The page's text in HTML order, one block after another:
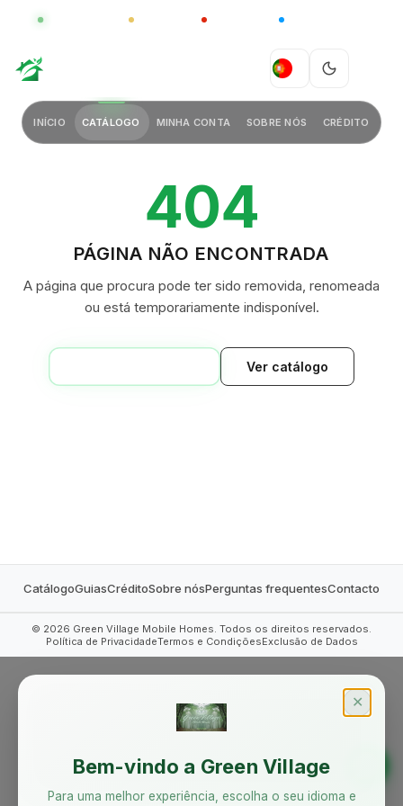
GLOBAL CHINA
PT
INÍCIO CATÁLOGO MINHA CONTA SOBRE NÓS CRÉDITO
404
PÁGINA NÃO ENCONTRADA
A página que procura pode ter sido removida, renomeada
ou está temporariamente indisponível.
Ver catálogo
CatálogoGuiasCréditoSobre nósPerguntas frequentesContacto
© 2026 Green Village Mobile Homes. Todos os direitos reservados.
Política de PrivacidadeTermos e CondiçõesExclusão de Dados
✕
Bem-vindo a Green Village
Para uma melhor experiência, escolha o seu idioma e